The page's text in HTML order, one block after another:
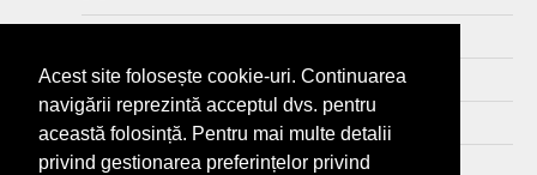
Acest site folosește cookie-uri. Continuarea
navigării reprezintă acceptul dvs. pentru
această folosință. Pentru mai multe detalii
privind gestionarea preferințelor privind
2023
2022
2021